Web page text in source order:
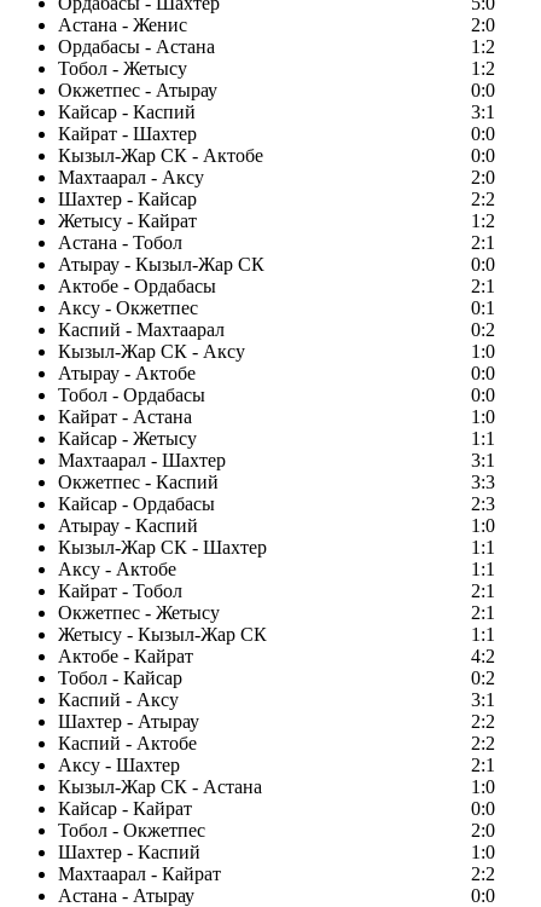
Астана - Женис
2:0
Ордабасы - Астана
1:2
Тобол - Жетысу
1:2
Окжетпес - Атырау
0:0
Кайсар - Каспий
3:1
Кайрат - Шахтер
0:0
Кызыл-Жар СК - Актобе
0:0
Махтаарал - Аксу
2:0
Шахтер - Кайсар
2:2
Жетысу - Кайрат
1:2
Астана - Тобол
2:1
Атырау - Кызыл-Жар СК
0:0
Актобе - Ордабасы
2:1
Аксу - Окжетпес
0:1
Каспий - Махтаарал
0:2
Кызыл-Жар СК - Аксу
1:0
Атырау - Актобе
0:0
Тобол - Ордабасы
0:0
Кайрат - Астана
1:0
Кайсар - Жетысу
1:1
Махтаарал - Шахтер
3:1
Окжетпес - Каспий
3:3
Кайсар - Ордабасы
2:3
Атырау - Каспий
1:0
Кызыл-Жар СК - Шахтер
1:1
Аксу - Актобе
1:1
Кайрат - Тобол
2:1
Окжетпес - Жетысу
2:1
Жетысу - Кызыл-Жар СК
1:1
Актобе - Кайрат
4:2
Тобол - Кайсар
0:2
Каспий - Аксу
3:1
Шахтер - Атырау
2:2
Каспий - Актобе
2:2
Аксу - Шахтер
2:1
Кызыл-Жар СК - Астана
1:0
Кайсар - Кайрат
0:0
Тобол - Окжетпес
2:0
Шахтер - Каспий
1:0
Махтаарал - Кайрат
2:2
Астана - Атырау
0:0